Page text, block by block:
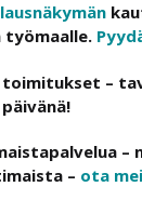
työmaalle.
–
–
– ota